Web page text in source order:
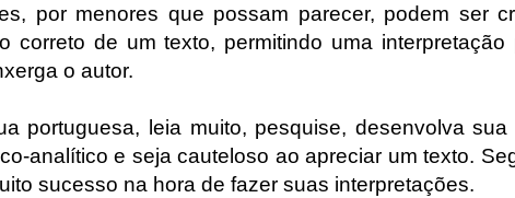
por menores que possam parecer, podem ser
correto de um texto, permitindo uma interpretação
o autor.
portuguesa, leia muito, pesquise, desenvolva sua
analítico e seja cauteloso ao apreciar um texto.
sucesso na hora de fazer suas interpretações.